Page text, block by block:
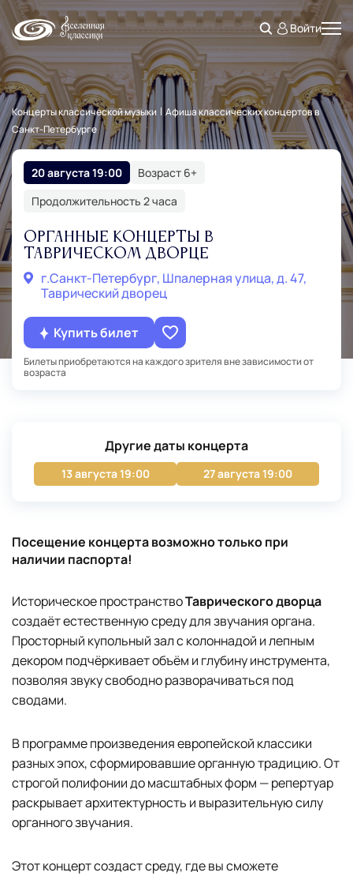
Войти
Концерты классической музыки
Афиша классических концертов в
Санкт‑Петербурге
20 августа 19:00
Продолжительность 2 часа
Возраст 6+
Органные концерты в
Таврическом дворце
г.Санкт‑Петербург, Шпалерная улица, д. 47,
Таврический дворец
Купить билет
Билеты приобретаются на каждого зрителя вне зависимости от
возраста
Другие даты концерта
13 августа 19:00 27 августа 19:00
Посещение концерта возможно только при
наличии паспорта!
Историческое пространствоТаврического дворца
создаёт естественную среду для звучания органа.
Просторный купольный зал с колоннадой и лепным
декором подчёркивает объём и глубину инструмента,
позволяя звуку свободно разворачиваться под
сводами.
В программе произведения европейской классики
разных эпох, сформировавшие органную традицию. От
строгой полифонии до масштабных форм — репертуар
раскрывает архитектурность и выразительную силу
органного звучания.
Этот концерт создаст среду, где вы сможете